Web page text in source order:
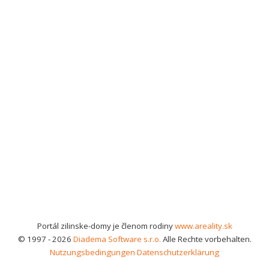
Portál zilinske-domy je členom rodinywww.areality.sk
© 1997 - 2026 Diadema Software s.r.o. Alle Rechte vorbehalten.
Nutzungsbedingungen Datenschutzerklärung